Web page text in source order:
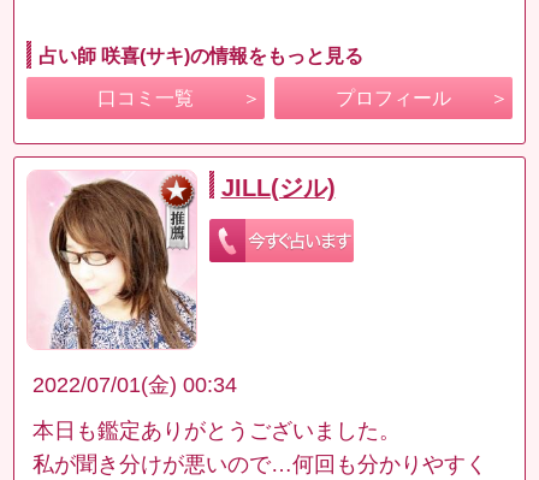
占い師 咲喜(サキ)の情報をもっと見る
口コミ一覧 プロフィール
JILL(ジル)
2022/07/01(金) 00:34
本日も鑑定ありがとうございました。
私が聞き分けが悪いので…何回も分かりやすく